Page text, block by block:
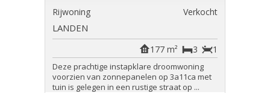
Rijwoning Verkocht
LANDEN
1
3
177 m²
Deze prachtige instapklare droomwoning
voorzien van zonnepanelen op 3a11ca met
tuin is gelegen in een rustige straat op ...